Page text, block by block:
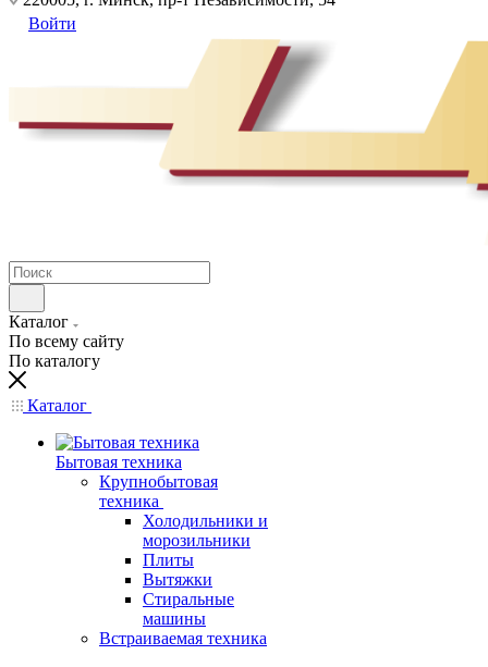
Войти
Каталог
По всему сайту
По каталогу
Каталог
Бытовая техника
Крупнобытовая
техника
Холодильники и
морозильники
Плиты
Вытяжки
Стиральные
машины
Встраиваемая техника